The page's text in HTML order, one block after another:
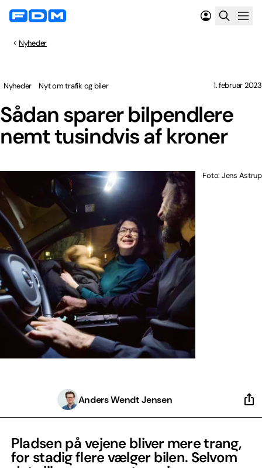
Nyheder
Sådan sparer bilpendlere
nemt tusindvis af kroner
Nyheder Nyt om trafik og biler 1. februar 2023
Foto: Jens Astrup
Anders Wendt Jensen
Pladsen på vejene bliver mere trang,
for stadig flere vælger bilen. Selvom